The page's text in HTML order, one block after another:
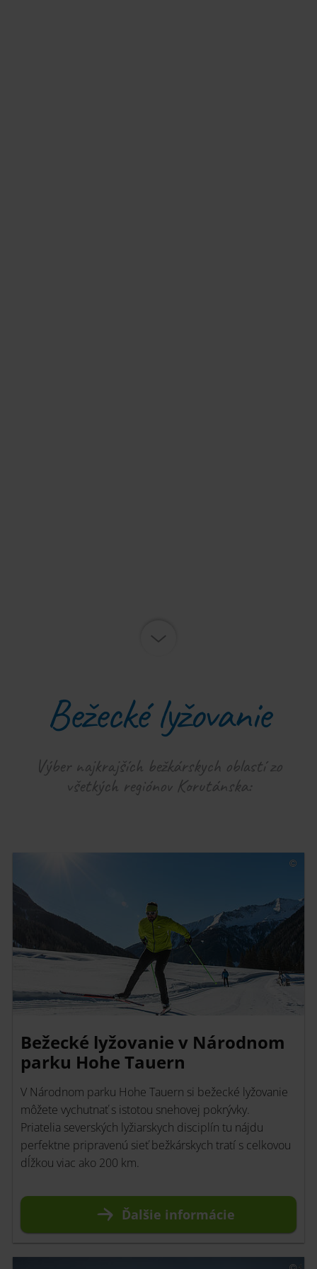
Bežecké lyžovanie
Výber najkrajších bežkárskych oblastí zo
všetkých regiónov Korutánska:
Bežecké lyžovanie v Národnom
parku Hohe Tauern
V Národnom parku Hohe Tauern si bežecké lyžovanie
môžete vychutnať s istotou snehovej pokrývky.
Priatelia severských lyžiarskych disciplín tu nájdu
perfektne pripravenú sieť bežkárskych tratí s celkovou
dĺžkou viac ako 200 km.
Ďalšie informácie